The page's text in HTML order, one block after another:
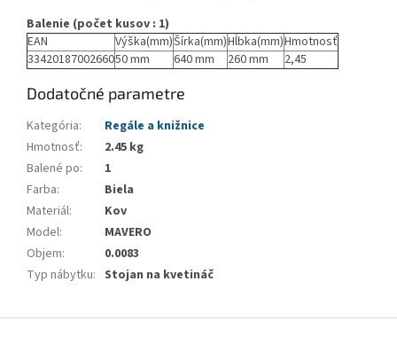
Balenie (počet kusov : 1)
EAN
Výška(mm)Šírka(mm)Hĺbka(mm)Hmotnosť
3342018700266050 mm 640 mm 260 mm 2,45
Dodatočné parametre
Kategória:
Regále a knižnice
Hmotnosť:
2.45 kg
Balené po:
1
Farba:
Biela
Materiál:
Kov
Model:
MAVERO
Objem:
0.0083
Typ nábytku: Stojan na kvetináč